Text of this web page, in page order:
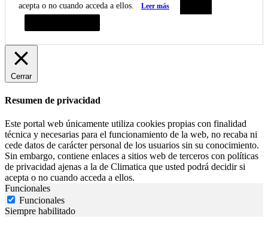
acepta o no cuando acceda a ellos.
Leer más
Cerrar
Resumen de privacidad
Este portal web únicamente utiliza cookies propias con finalidad
técnica y necesarias para el funcionamiento de la web, no recaba ni
cede datos de carácter personal de los usuarios sin su conocimiento.
Sin embargo, contiene enlaces a sitios web de terceros con políticas
de privacidad ajenas a la de Climatica que usted podrá decidir si
acepta o no cuando acceda a ellos.
Funcionales
Funcionales
Siempre habilitado